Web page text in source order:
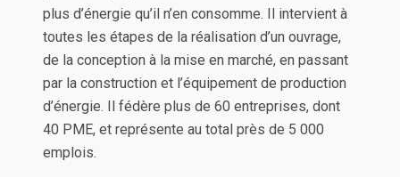
plus d’énergie qu’il n’en consomme. Il intervient à
toutes les étapes de la réalisation d’un ouvrage,
de la conception à la mise en marché, en passant
par la construction et l’équipement de production
d’énergie. Il fédère plus de 60 entreprises, dont
40 PME, et représente au total près de 5 000
emplois.